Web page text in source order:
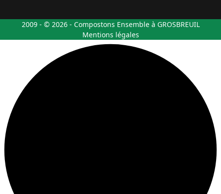
2009 - © 2026 - Compostons Ensemble à GROSBREUIL
Mentions légales